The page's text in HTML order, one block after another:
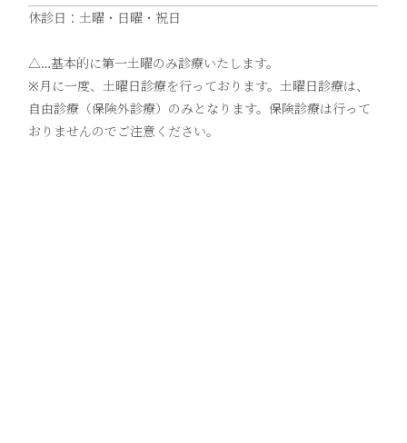
休診日：土曜・日曜・祝日
△…基本的に第一土曜のみ診療いたします。
※月に一度、土曜日診療を行っております。土曜日診療は、
自由診療（保険外診療）のみとなります。保険診療は行って
おりませんのでご注意ください。